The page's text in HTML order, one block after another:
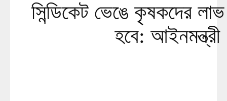
সিন্ডিকেট ভেঙে কৃষকদের লাভ
হবে: আইনমন্ত্রী